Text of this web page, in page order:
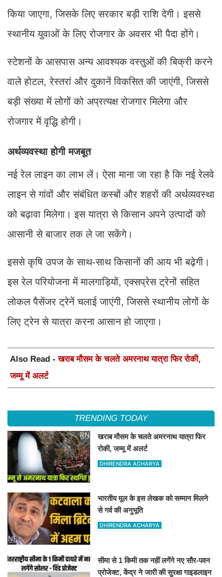
किया जाएगा, जिसके लिए सरकार बड़ी राशि देगी। इससे
स्थानीय युवाओं के लिए रोजगार के अवसर भी पैदा होंगे।
स्टेशनों के आसपास अन्य आवश्यक वस्तुओं की बिक्री करने
वाले होटल, रेस्तरां और दुकानें विकसित की जाएंगी, जिससे
बड़ी संख्या में लोगों को अप्रत्यक्ष रोजगार मिलेगा और
रोजगार में वृद्धि होगी।
अर्थव्यवस्था होगी मजबूत
नई रेल लाइन का लाभ लें। ऐसा माना जा रहा है कि नई रेलवे
लाइन से गांवों और संबंधित कस्बों और शहरों की अर्थव्यवस्था
को बढ़ावा मिलेगा। इस यात्रा से किसान अपने उत्पादों को
आसानी से बाजार तक ले जा सकेंगे।
इससे कृषि उपज के साथ-साथ किसानों की आय भी बढ़ेगी।
इस रेल परियोजना में मालगाड़ियों, एक्सप्रेस ट्रेनों सहित
लोकल पैसेंजर ट्रेनें चलाई जाएंगी, जिससे स्थानीय लोगों के
लिए ट्रेन से यात्रा करना आसान हो जाएगा।
Also Read -खराब मौसम के चलते अमरनाथ यात्रा फिर रोकी,
जम्मू में अलर्ट
TRENDING TODAY
खराब मौसम के चलते अमरनाथ यात्रा फिर
रोकी, जम्मू में अलर्ट
DHIRENDRA ACHARYA
भारतीय मूल के इस लेखक को सम्मान मिलने
से गर्व की अनुभूति
DHIRENDRA ACHARYA
सीमा से 1 किमी तक नहीं लगेंगे नए सौर-पवन
प्रोजेक्ट, केंद्र ने जारी की सुरक्षा गाइडलाइन